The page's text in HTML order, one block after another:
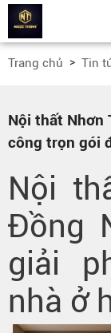
Trang chủ Tin
Nội thất Nhơn
công trọn gói
Nội
Đồng
giải
nhà ở